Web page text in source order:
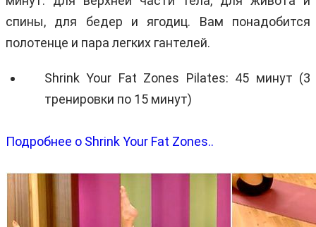
спины, для бедер и ягодиц. Вам понадобится
полотенце и пара легких гантелей.
Shrink Your Fat Zones Pilates: 45 минут (3
тренировки по 15 минут)
Подробнее о Shrink Your Fat Zones..